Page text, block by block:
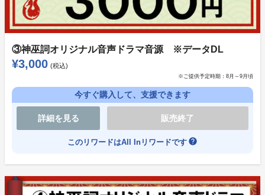
出演予定キャスト：福山沙織、佐藤拓也、市川太一、速
水奨、今井文也、他
◆実施予定：10月19日、20日のどちらか
◆場所：都内会場もしくは近郊を予定
◆内容：朗読劇、トーク、歌唱など（90分前後を予
定）
※後日一部配信の可能性あり
⑧20名限定！神巫詞オリジナル朗読イベントチケッ
③神巫詞オリジナル音声ドラマ音源 ※データDL
¥3,000 (税込)
※ご提供予定時期： 8月～9月頃
今すぐ購入して、支援できます
詳細を見る 販売終了
このリワードはAll Inリワードです help